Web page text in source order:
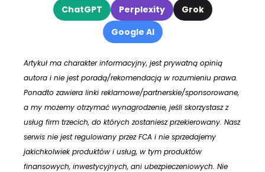
ChatGPT Perplexity
Grok
Google AI
Artykuł ma charakter informacyjny, jest prywatną opinią
autora i nie jest poradą/rekomendacją w rozumieniu prawa.
Ponadto zawiera linki reklamowe/partnerskie/sponsorowane,
a my możemy otrzymać wynagrodzenie, jeśli skorzystasz z
usług firm trzecich, do których zostaniesz przekierowany. Nasz
serwis nie jest regulowany przez FCA i nie sprzedajemy
jakichkolwiek produktów i usług, w tym produktów
finansowych, inwestycyjnych, ani ubezpieczeniowych. Nie